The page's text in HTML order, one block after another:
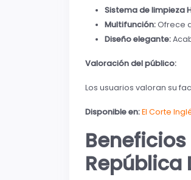
Sistema de limpieza
Multifunción:Ofrece
Diseño elegante:
Valoración del público:
Los usuarios valoran su
Disponible en:El Corte
República